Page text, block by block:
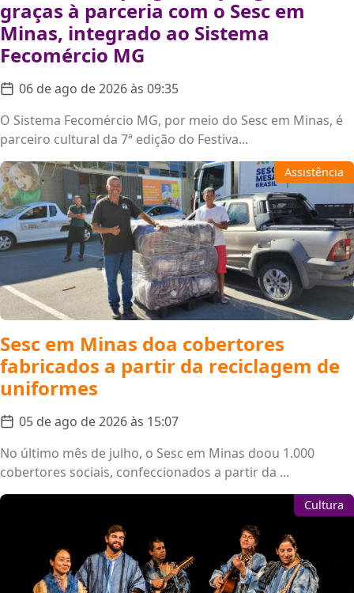
graças à parceria com o Sesc em
Minas, integrado ao Sistema
Fecomércio MG
06 de ago de 2026 às 09:35
O Sistema Fecomércio MG, por meio do Sesc em Minas, é
parceiro cultural da 7ª edição do Festiva...
Assistência
Sesc em Minas doa cobertores
fabricados a partir da reciclagem de
uniformes
05 de ago de 2026 às 15:07
No último mês de julho, o Sesc em Minas doou 1.000
cobertores sociais, confeccionados a partir da ...
Cultura